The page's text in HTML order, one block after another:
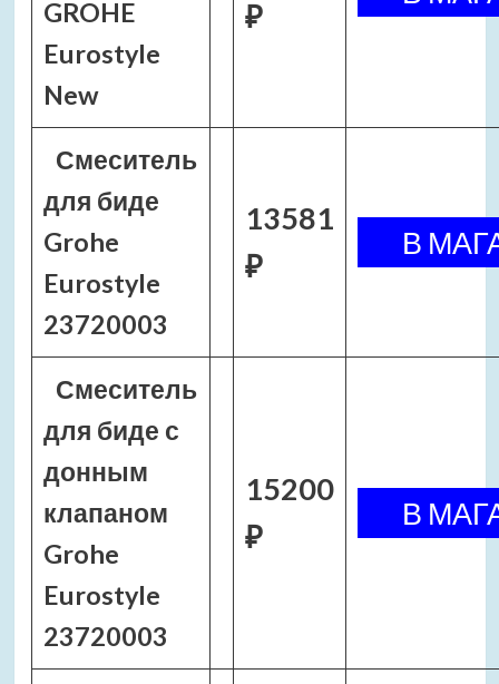
GROHE
Eurostyle
New
₽
Смеситель
для биде
Grohe
Eurostyle
23720003
13581
₽
Смеситель
для биде с
донным
клапаном
Grohe
Eurostyle
23720003
15200
₽